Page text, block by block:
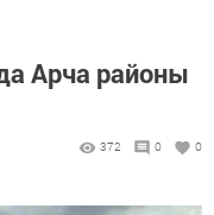
Арча районы
372 0 0